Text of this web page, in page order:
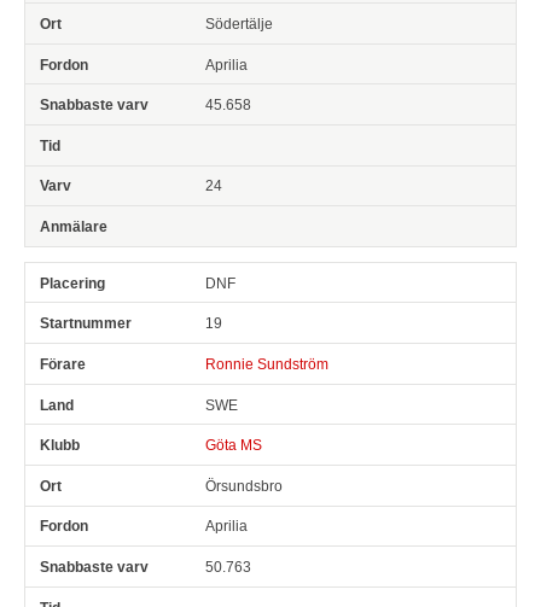
Södertälje
Aprilia
45.658
24
DNF
19
Ronnie Sundström
SWE
Göta MS
Örsundsbro
Aprilia
50.763